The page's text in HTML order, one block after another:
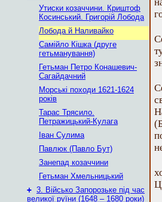
Утиски козаччини. Криштоф
Косинський. Григорій Лобода
Лобода й Наливайко
Самійло Кішка (друге
гетьманування)
Гетьман Петро Конашевич-
Сагайдачний
Морські походи 1621-1624
років
Тарас Трясило.
Петражицький-Кулага
Іван Сулима
Павлюк (Павло Бут)
Занепад козаччини
Гетьман Хмельницький
+ 3. Військо Запорозьке під час
великої руїни (1648 – 1680 роки)